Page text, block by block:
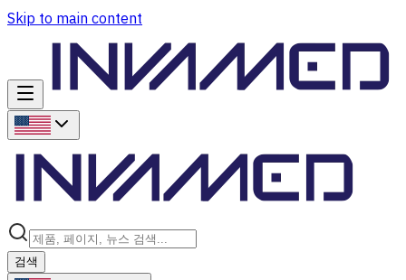
Skip to main content
검색